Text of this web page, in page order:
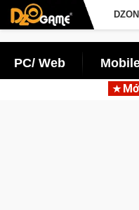
PC/ Web